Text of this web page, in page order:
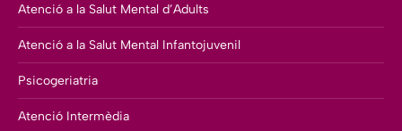
Atenció a la Salut Mental d’Adults
Atenció a la Salut Mental Infantojuvenil
Psicogeriatria
Atenció Intermèdia